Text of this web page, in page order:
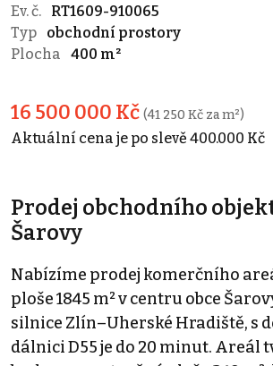
Ev. č.
RT1609-910065
Typ
obchodní prostory
Plocha
400 m²
16 500 000 Kč (41 250 Kč za m²)
Aktuální cena je po slevě 400.000 Kč
Prodej obchodního
Šarovy
Nabízíme prodej komerčního
ploše 1845 m² v centru obce
silnice Zlín–Uherské Hradiště, s
dálnici D55 je do 20 minut. Areál